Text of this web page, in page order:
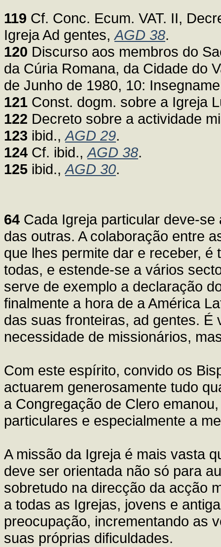
119 Cf. Conc. Ecum. VAT. II,
Igreja Ad gentes,AGD 38.
120 Discurso aos membros do
da Cúria Romana, da Cidade do
de Junho de 1980, 10:
121 Const. dogm. sobre a Igreja
122 Decreto sobre a actividade
123 ibid.,AGD 29.
124 Cf. ibid.,AGD 38.
125 ibid.,AGD 30.
64 Cada Igreja particular deve-
das outras. A colaboração entre
que lhes permite dar e receber,
todas, e estende-se a vários
serve de exemplo a declaração
finalmente a hora de a América
das suas fronteiras, ad gentes.
necessidade de missionários,
Com este espírito, convido os
actuarem generosamente tudo
a Congregação de Clero
particulares e especialmente a
A missão da Igreja é mais vasta
deve ser orientada não só para
sobretudo na direcção da acção
a todas as Igrejas, jovens e
preocupação, incrementando as
suas próprias dificuldades.